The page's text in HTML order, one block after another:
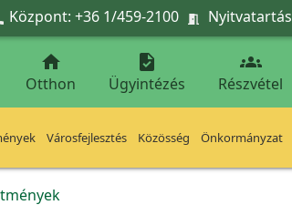
Központ: +36 1/459-2100  Nyitvatartás

Otthon

Ügyintézés

Részvétel
Városfejlesztés Közösség Önkormányzat